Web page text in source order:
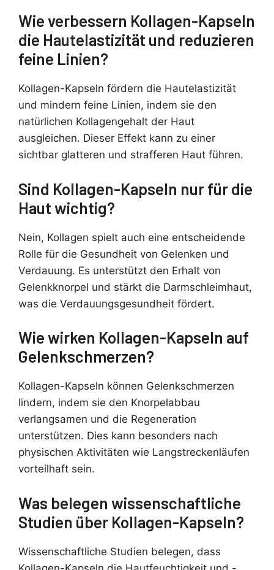
Wie verbessern Kollagen-Kapseln
die Hautelastizität und reduzieren
feine Linien?
Kollagen-Kapseln fördern die Hautelastizität
und mindern feine Linien, indem sie den
natürlichen Kollagengehalt der Haut
ausgleichen. Dieser Effekt kann zu einer
sichtbar glatteren und strafferen Haut führen.
Sind Kollagen-Kapseln nur für die
Haut wichtig?
Nein, Kollagen spielt auch eine entscheidende
Rolle für die Gesundheit von Gelenken und
Verdauung. Es unterstützt den Erhalt von
Gelenkknorpel und stärkt die Darmschleimhaut,
was die Verdauungsgesundheit fördert.
Wie wirken Kollagen-Kapseln auf
Gelenkschmerzen?
Kollagen-Kapseln können Gelenkschmerzen
lindern, indem sie den Knorpelabbau
verlangsamen und die Regeneration
unterstützen. Dies kann besonders nach
physischen Aktivitäten wie Langstreckenläufen
vorteilhaft sein.
Was belegen wissenschaftliche
Studien über Kollagen-Kapseln?
Wissenschaftliche Studien belegen, dass